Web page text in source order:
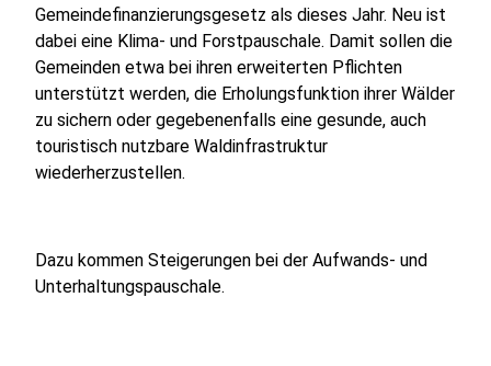
Gemeindefinanzierungsgesetz als dieses Jahr. Neu ist
dabei eine Klima- und Forstpauschale. Damit sollen die
Gemeinden etwa bei ihren erweiterten Pflichten
unterstützt werden, die Erholungsfunktion ihrer Wälder
zu sichern oder gegebenenfalls eine gesunde, auch
touristisch nutzbare Waldinfrastruktur
wiederherzustellen.
Dazu kommen Steigerungen bei der Aufwands- und
Unterhaltungspauschale.